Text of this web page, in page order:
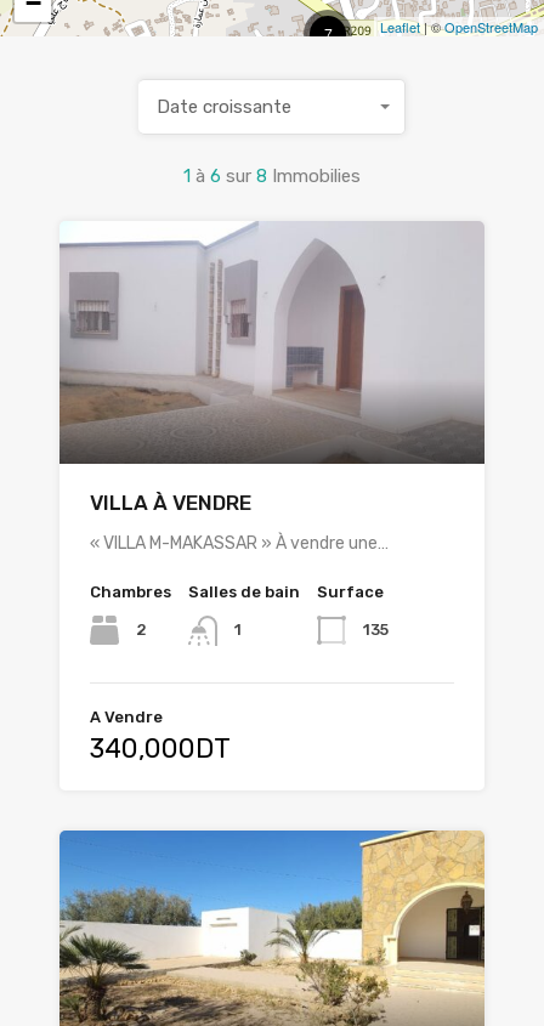
7 Leaflet| ©OpenStreetMap
1 à 6 sur 8 Immobilies
Date croissante
VILLA À VENDRE
« VILLA M-MAKASSAR » À vendre une…
Chambres
2
Salles de bain
1
Surface
135
A Vendre
340,000DT